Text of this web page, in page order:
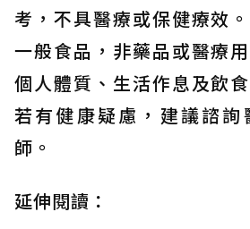
考，不具醫療或保健療效
一般食品，非藥品或醫療
個人體質、生活作息及飲
若有健康疑慮，建議諮詢
師。
延伸閱讀：